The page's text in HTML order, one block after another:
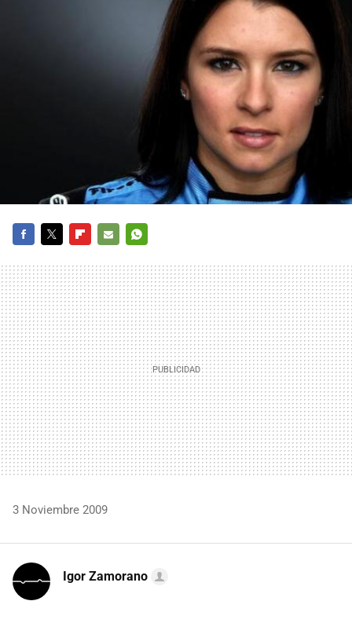
MAIL
3 Noviembre 2009
Igor Zamorano